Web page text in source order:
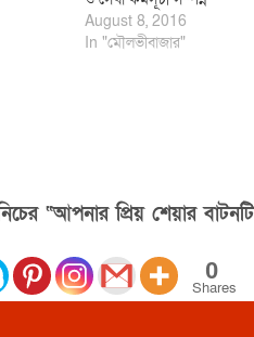
August 8, 2016
In "মৌলভীবাজার"
“আপনার প্রিয় শেয়ার
0
Shares